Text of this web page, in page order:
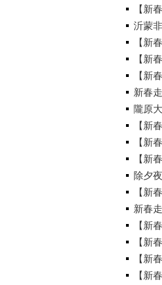
【新
沂蒙
【新
【新
【新
新春
隴原
【新
【新
【新
除夕
【新
新春
【新
【新
【新
【新